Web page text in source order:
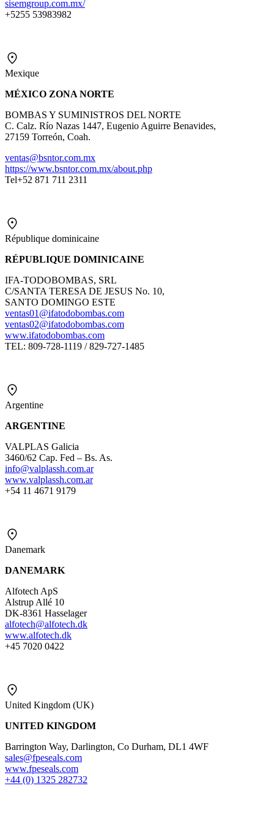
sisemgroup.com.mx/
+5255 53983982
Mexique
MÉXICO ZONA NORTE
BOMBAS Y SUMINISTROS DEL NORTE
C. Calz. Río Nazas 1447, Eugenio Aguirre Benavides,
27159 Torreón, Coah.
ventas@bsntor.com.mx
https://www.bsntor.com.mx/about.php
Tel+52 871 711 2311
République dominicaine
RÉPUBLIQUE DOMINICAINE
IFA-TODOBOMBAS, SRL
C/SANTA TERESA DE JESUS No. 10,
SANTO DOMINGO ESTE
ventas01@ifatodobombas.com
ventas02@ifatodobombas.com
www.ifatodobombas.com
TEL: 809-728-1119 / 829-727-1485
Argentine
ARGENTINE
VALPLAS Galicia
3460/62 Cap. Fed – Bs. As.
info@valplassh.com.ar
www.valplassh.com.ar
+54 11 4671 9179
Danemark
DANEMARK
Alfotech ApS
Alstrup Allé 10
DK-8361 Hasselager
alfotech@alfotech.dk
www.alfotech.dk
+45 7020 0422
United Kingdom (UK)
UNITED KINGDOM
Barrington Way, Darlington, Co Durham, DL1 4WF
sales@fpeseals.com
www.fpeseals.com
+44 (0) 1325 282732